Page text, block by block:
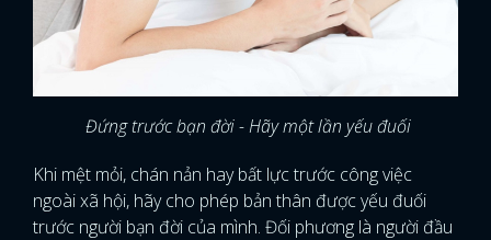
Đứng trước bạn đời - Hãy một lần yếu đuối
Khi mệt mỏi, chán nản hay bất lực trước công việc
ngoài xã hội, hãy cho phép bản thân được yếu đuối
trước người bạn đời của mình. Đối phương là người đầu